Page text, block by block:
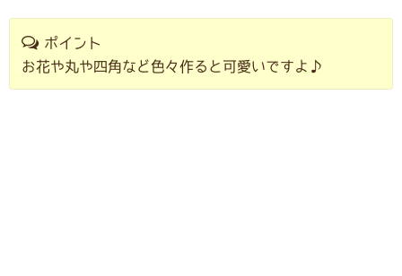
ポイント
お花や丸や四角など色々作ると可愛いですよ♪